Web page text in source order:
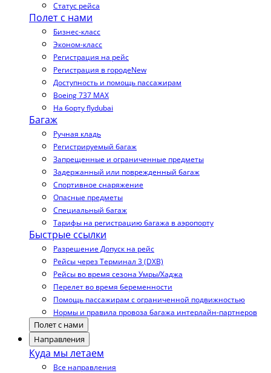
Статус рейса
Полет с нами
Бизнес-класс
Эконом-класс
Регистрация на рейс
Регистрация в городеNew
Доступность и помощь пассажирам
Boeing 737 MAX
На борту flydubai
Багаж
Ручная кладь
Регистрируемый багаж
Запрещенные и ограниченные предметы
Задержанный или поврежденный багаж
Спортивное снаряжение
Опасные предметы
Специальный багаж
Тарифы на регистрацию багажа в аэропорту
Быстрые ссылки
Разрешение Допуск на рейс
Рейсы через Терминал 3 (DXB)
Рейсы во время сезона Умры/Хаджа
Перелет во время беременности
Помощь пассажирам с ограниченной подвижностью
Нормы и правила провоза багажа интерлайн-партнеров
Полет с нами
Направления
Куда мы летаем
Все направления